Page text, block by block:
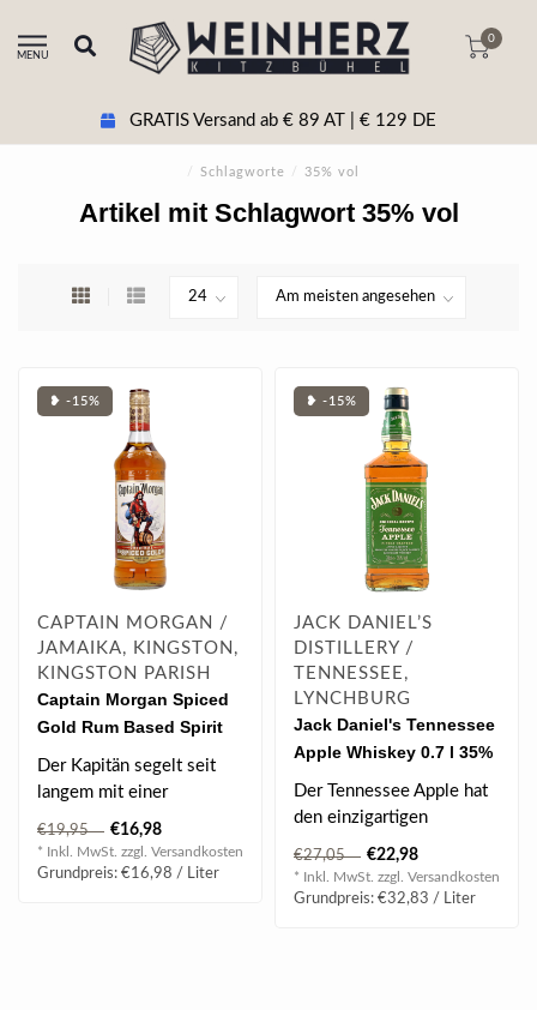
MENU
0
GRATIS Versand ab € 89 AT | € 129 DE
/ Schlagworte / 35% vol
Artikel mit Schlagwort 35% vol
❥ -15%
CAPTAIN MORGAN /
JAMAIKA, KINGSTON,
KINGSTON PARISH
Captain Morgan Spiced
Gold Rum Based Spirit
1.0 l 35% vol
Der Kapitän segelt seit
langem mit einer
gehissten Flagge über die
Meere, dami..
€19,95 €16,98
* Inkl. MwSt. zzgl. Versandkosten
Grundpreis: €16,98 / Liter
❥ -15%
JACK DANIEL’S
DISTILLERY /
TENNESSEE,
LYNCHBURG
Jack Daniel's Tennessee
Apple Whiskey 0.7 l 35%
vol
Der Tennessee Apple hat
den einzigartigen
Charakter von Jack
Daniel's Whisky, ge..
€27,05 €22,98
* Inkl. MwSt. zzgl. Versandkosten
Grundpreis: €32,83 / Liter